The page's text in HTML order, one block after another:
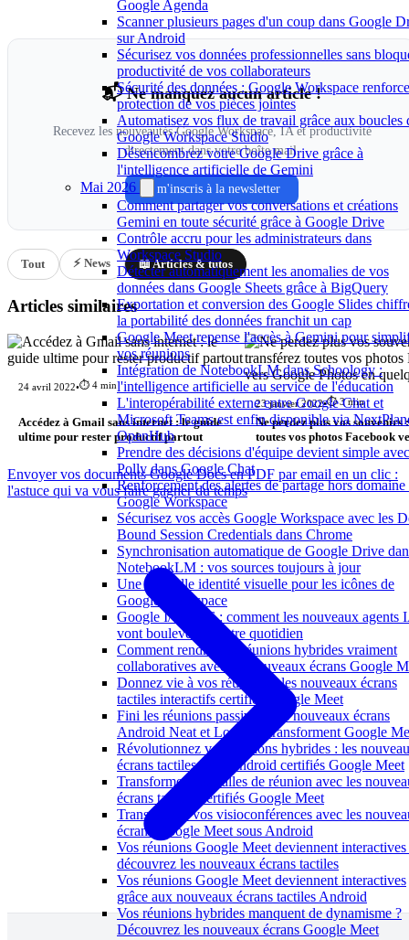
Google Agenda
Scanner plusieurs pages d'un coup dans Google
sur Android
Sécurisez vos données professionnelles sans
productivité de vos collaborateurs
Sécurité des données : Google Workspace
protection de vos pièces jointes
Automatisez vos flux de travail grâce aux boucles
Google Workspace Studio
Désencombrez votre Google Drive grâce à
l'intelligence artificielle de Gemini
Mai 2026
Comment partager vos conversations et créations
Gemini en toute sécurité grâce à Google Drive
Contrôle accru pour les administrateurs dans
Workspace Studio
Détecter automatiquement les anomalies de vos
données dans Google Sheets grâce à BigQuery
Exportation et conversion des Google Slides
la portabilité des données franchit un cap
Google Meet repense l'accès à Gemini pour
vos réunions
Intégration de NotebookLM dans Schoology :
l'intelligence artificielle au service de l'éducation
L'interopérabilité externe entre Google Chat et
Microsoft Teams est enfin disponible via
OpenHub
Prendre des décisions d'équipe devient simple avec
Polly dans Google Chat
Renforcement des alertes de partage hors domaine
Google Workspace
Sécurisez vos accès Google Workspace avec les
Bound Session Credentials dans Chrome
Synchronisation automatique de Google Drive
NotebookLM : vos sources toujours à jour
Une nouvelle identité visuelle pour les icônes de
Google Workspace
Google I/O 2026 : comment les nouveaux agents
vont bouleverser votre quotidien
Comment rendre vos réunions hybrides vraiment
collaboratives avec les nouveaux écrans Google
Donnez vie à vos réunions : les nouveaux écrans
tactiles interactifs certifiés Google Meet
Fini les réunions passives : les nouveaux écrans
Android Neat et Logitech transforment Google
Révolutionnez vos réunions hybrides : les
écrans tactiles sous Android certifiés Google Meet
Transformez vos salles de réunion avec les
écrans tactiles certifiés Google Meet
Transformez vos visioconférences avec les
écrans Google Meet sous Android
Vos réunions Google Meet deviennent interactives
découvrez les nouveaux écrans tactiles
Vos réunions Google Meet deviennent interactives
grâce aux nouveaux écrans tactiles Android
Vos réunions hybrides manquent de dynamisme ?
Découvrez les nouveaux écrans Google Meet
📬 Ne manquez aucun article !
Recevez les nouveautés Google Workspace, IA et productivité
directement dans votre boîte mail.
Je m'inscris à la newsletter
Tout ⚡ News 📖 Articles & tutos
Articles similaires
24 avril 2022•⏱️ 4 min
Accédez à Gmail sans internet : le guide
ultime pour rester productif partout
23 janvier 2022•⏱️ 3 min
Ne perdez plus vos souvenirs
toutes vos photos Facebook
Photos en quelques clics
Envoyer vos documents Google Docs en PDF par email en un clic :
l'astuce qui va vous faire gagner du temps